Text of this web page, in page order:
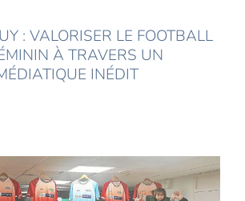
: VALORISER LE FOOTBALL
À TRAVERS UN
INÉDIT